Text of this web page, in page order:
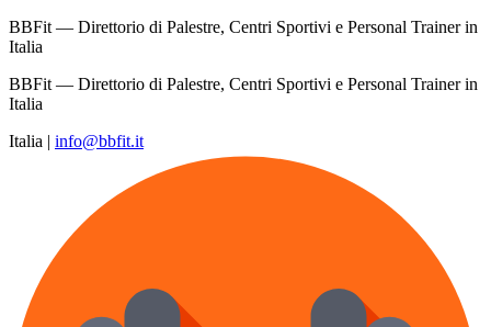
BBFit — Direttorio di Palestre, Centri Sportivi e Personal Trainer in
Italia
BBFit — Direttorio di Palestre, Centri Sportivi e Personal Trainer in
Italia
Italia | info@bbfit.it